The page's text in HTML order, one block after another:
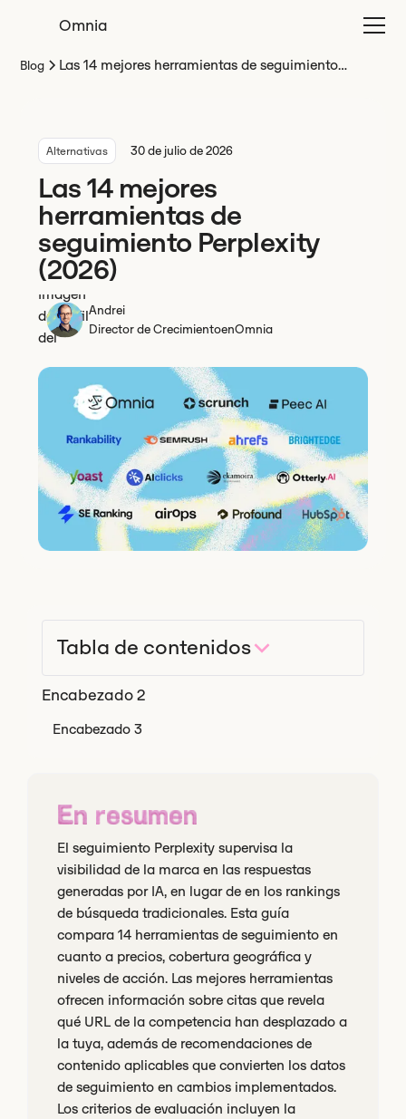
Omnia
Blog
Las 14 mejores herramientas de seguimiento
Alternativas 30 de julio de 2026
Las 14 mejores
herramientas de
seguimiento Perplexity
(2026)
Andrei
Director de CrecimientoenOmnia
Tabla de contenidos
Encabezado 2
Encabezado 3
En resumen
El seguimiento Perplexity supervisa la
visibilidad de la marca en las respuestas
generadas por IA, en lugar de en los rankings
de búsqueda tradicionales. Esta guía
compara 14 herramientas de seguimiento en
cuanto a precios, cobertura geográfica y
niveles de acción. Las mejores herramientas
ofrecen información sobre citas que revela
qué URL de la competencia han desplazado a
la tuya, además de recomendaciones de
contenido aplicables que convierten los datos
de seguimiento en cambios implementados.
Los criterios de evaluación incluyen la